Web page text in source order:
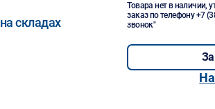
складах
Товара нет в наличии,
заказ по телефону+7
звонок"